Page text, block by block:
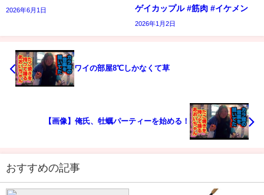
2026年6月1日
ゲイカップル #筋肉 #イケメン
2026年1月2日
ワイの部屋8℃しかなくて草
【画像】俺氏、牡蠣パーティーを始める！
おすすめの記事